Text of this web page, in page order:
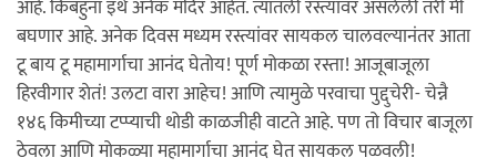
आहे. किंबहुना इथे अनेक मंदिरं आहेत. त्यातली रस्त्यावर असलेली तरी मी
बघणार आहे. अनेक दिवस मध्यम रस्त्यांवर सायकल चालवल्यानंतर आता
टू बाय टू महामार्गाचा आनंद घेतोय! पूर्ण मोकळा रस्ता! आजूबाजूला
हिरवीगार शेतं! उलटा वारा आहेच! आणि त्यामुळे परवाचा पुद्दुचेरी- चेन्नै
१४६ किमीच्या टप्प्याची थोडी काळजीही वाटते आहे. पण तो विचार बाजूला
ठेवला आणि मोकळ्या महामार्गाचा आनंद घेत सायकल पळवली!